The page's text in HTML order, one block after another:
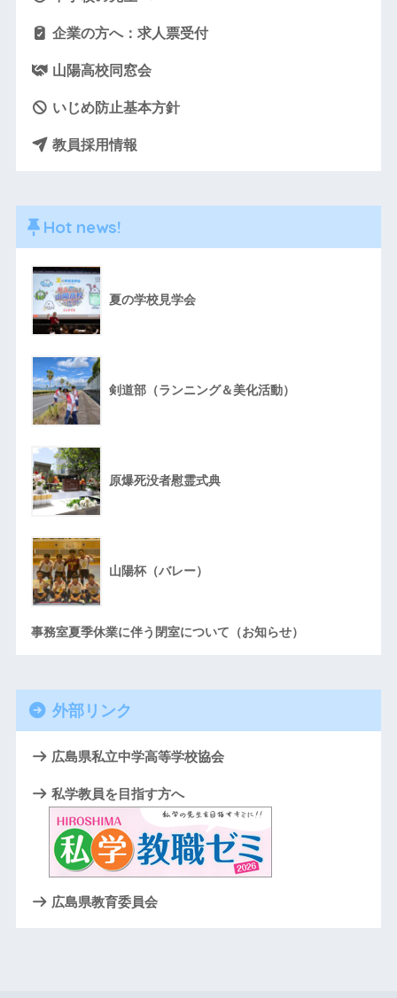
企業の方へ：求人票受付
山陽高校同窓会
いじめ防止基本方針
教員採用情報
Hot news!
夏の学校見学会
剣道部（ランニング＆美化活動）
原爆死没者慰霊式典
山陽杯（バレー）
事務室夏季休業に伴う閉室について（お知らせ）
外部リンク
広島県私立中学高等学校協会
私学教員を目指す方へ
広島県教育委員会